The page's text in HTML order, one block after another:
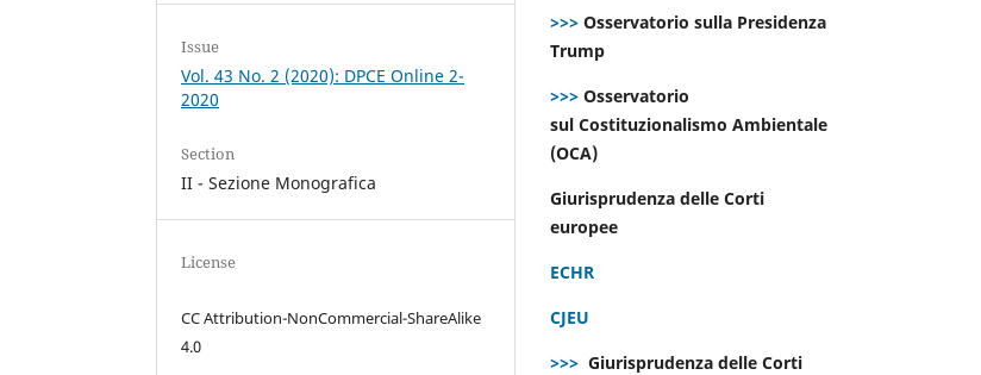
Issue
Vol. 43 No. 2 (2020): DPCE Online 2-
2020
Section
II - Sezione Monografica
License
CC Attribution-NonCommercial-ShareAlike
4.0
>>> Osservatorio sulla Presidenza
Trump
>>> Osservatorio
sul Costituzionalismo Ambientale
(OCA)
Giurisprudenza delle Corti
europee
ECHR
CJEU
>>> Giurisprudenza delle Corti